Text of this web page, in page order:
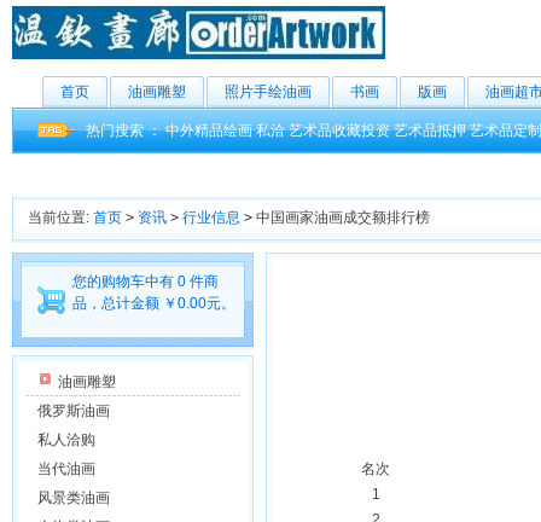
首页 油画雕塑 照片手绘油画 书画 版画 油画超
热门搜索 ：中外精品绘画 私洽 艺术品收藏投资 艺术品抵押 艺术品定制
当前位置: 首页 > 资讯 > 行业信息 > 中国画家油画成交额排行榜
您的购物车中有 0 件商
品，总计金额 ￥0.00元。
油画雕塑
俄罗斯油画
私人洽购
当代油画
风景类油画
名次
1